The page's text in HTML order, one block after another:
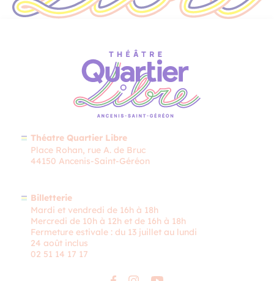
Théatre Quartier Libre
Place Rohan, rue A. de Bruc
44150 Ancenis-Saint-Géréon
Billetterie
Mardi et vendredi de 16h à 18h
Mercredi de 10h à 12h et de 16h à 18h
Fermeture estivale : du 13 juillet au lundi
24 août inclus
02 51 14 17 17